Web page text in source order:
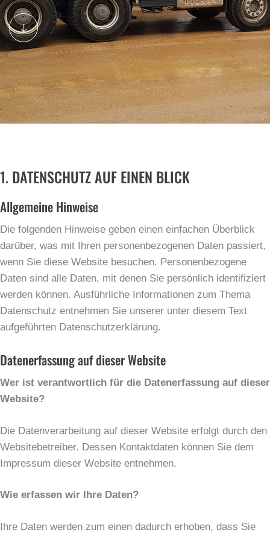
1. DATENSCHUTZ AUF EINEN BLICK
Allgemeine Hinweise
Die folgenden Hinweise geben einen einfachen Überblick
darüber, was mit Ihren personenbezogenen Daten passiert,
wenn Sie diese Website besuchen. Personenbezogene
Daten sind alle Daten, mit denen Sie persönlich identifiziert
werden können. Ausführliche Informationen zum Thema
Datenschutz entnehmen Sie unserer unter diesem Text
aufgeführten Datenschutzerklärung.
Datenerfassung auf dieser Website
Wer ist verantwortlich für die Datenerfassung auf dieser
Website?
Die Datenverarbeitung auf dieser Website erfolgt durch den
Websitebetreiber. Dessen Kontaktdaten können Sie dem
Impressum dieser Website entnehmen.
Wie erfassen wir Ihre Daten?
Ihre Daten werden zum einen dadurch erhoben, dass Sie